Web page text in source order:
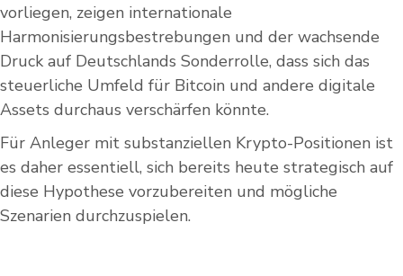
vorliegen, zeigen internationale
Harmonisierungsbestrebungen und der wachsende
Druck auf Deutschlands Sonderrolle, dass sich das
steuerliche Umfeld für Bitcoin und andere digitale
Assets durchaus verschärfen könnte.
Für Anleger mit substanziellen Krypto-Positionen ist
es daher essentiell, sich bereits heute strategisch auf
diese Hypothese vorzubereiten und mögliche
Szenarien durchzuspielen.